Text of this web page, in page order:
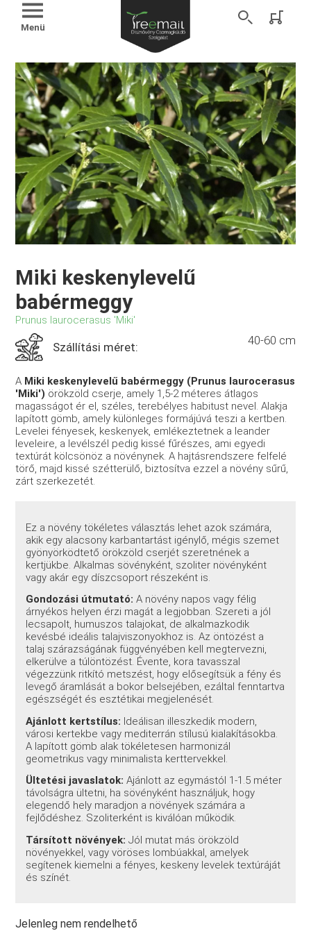
Menü
Miki keskenylevelű
babérmeggy
Prunus laurocerasus 'Miki'
Szállítási méret: 40-60 cm
A Miki keskenylevelű babérmeggy (Prunus laurocerasus
'Miki') örökzöld cserje, amely 1,5-2 méteres átlagos
magasságot ér el, széles, terebélyes habitust nevel. Alakja
lapított gömb, amely különleges formájúvá teszi a kertben.
Levelei fényesek, keskenyek, emlékeztetnek a leander
leveleire, a levélszél pedig kissé fűrészes, ami egyedi
textúrát kölcsönöz a növénynek. A hajtásrendszere felfelé
törő, majd kissé szétterülő, biztosítva ezzel a növény sűrű,
zárt szerkezetét.
Ez a növény tökéletes választás lehet azok számára,
akik egy alacsony karbantartást igénylő, mégis szemet
gyönyörködtető örökzöld cserjét szeretnének a
kertjükbe. Alkalmas sövényként, szoliter növényként
vagy akár egy díszcsoport részeként is.
Gondozási útmutató: A növény napos vagy félig
árnyékos helyen érzi magát a legjobban. Szereti a jól
lecsapolt, humuszos talajokat, de alkalmazkodik
kevésbé ideális talajviszonyokhoz is. Az öntözést a
talaj szárazságának függvényében kell megtervezni,
elkerülve a túlöntözést. Évente, kora tavasszal
végezzünk ritkító metszést, hogy elősegítsük a fény és
levegő áramlását a bokor belsejében, ezáltal fenntartva
egészségét és esztétikai megjelenését.
Ajánlott kertstílus: Ideálisan illeszkedik modern,
városi kertekbe vagy mediterrán stílusú kialakításokba.
A lapított gömb alak tökéletesen harmonizál
geometrikus vagy minimalista kerttervekkel.
Ültetési javaslatok: Ajánlott az egymástól 1-1.5 méter
távolságra ültetni, ha sövényként használjuk, hogy
elegendő hely maradjon a növények számára a
fejlődéshez. Szoliterként is kiválóan működik.
Társított növények: Jól mutat más örökzöld
növényekkel, vagy vöröses lombúakkal, amelyek
segítenek kiemelni a fényes, keskeny levelek textúráját
és színét.
Jelenleg nem rendelhető